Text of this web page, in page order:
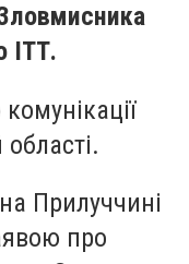
ІТТ.
області.
Прилуччині
про